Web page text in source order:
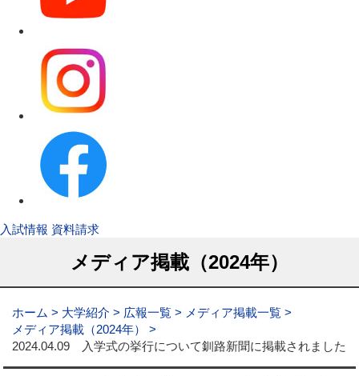
入試情報 資料請求
メディア掲載（2024年）
ホーム 大学紹介 広報一覧
メディア掲載一覧
メディア掲載（2024年）
2024.04.09 入学式の挙行について釧路新聞に掲載されました